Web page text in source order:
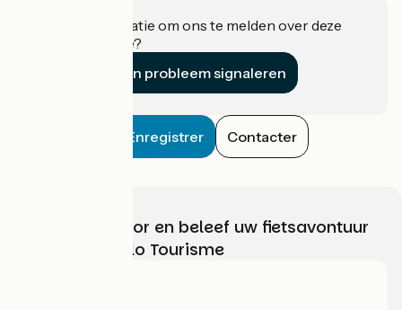
Heeft u informatie om ons te melden over deze
accommodatie?
Een probleem signaleren
Enregistrer Contacter
Kies, bereid voor en beleef uw fietsavontuur
met France Vélo Tourisme